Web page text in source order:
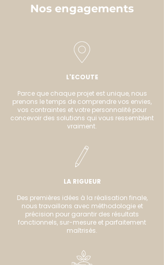
Nos engagements
L'ECOUTE
Parce que chaque projet est unique, nous
prenons le temps de comprendre vos envies,
vos contraintes et votre personnalité pour
concevoir des solutions qui vous ressemblent
vraiment.
LA RIGUEUR
Des premières idées à la réalisation finale,
nous travaillons avec méthodologie et
précision pour garantir des résultats
fonctionnels, sur-mesure et parfaitement
maîtrisés.